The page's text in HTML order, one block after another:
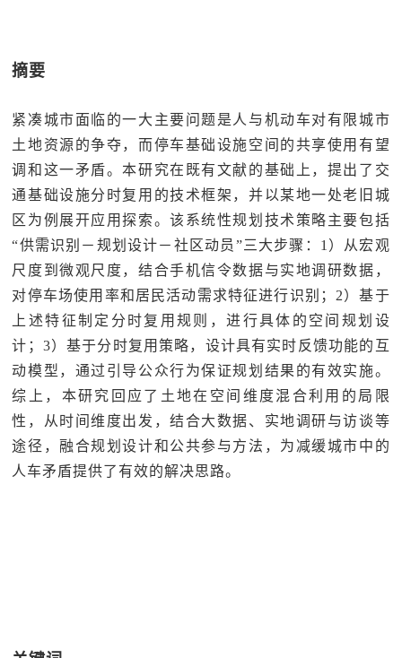
摘要
紧凑城市面临的一大主要问题是人与机动车对有限城市
土地资源的争夺，而停车基础设施空间的共享使用有望
调和这一矛盾。本研究在既有文献的基础上，提出了交
通基础设施分时复用的技术框架，并以某地一处老旧城
区为例展开应用探索。该系统性规划技术策略主要包括
“供需识别－规划设计－社区动员”三大步骤：1）从宏观
尺度到微观尺度，结合手机信令数据与实地调研数据，
对停车场使用率和居民活动需求特征进行识别；2）基于
上述特征制定分时复用规则，进行具体的空间规划设
计；3）基于分时复用策略，设计具有实时反馈功能的互
动模型，通过引导公众行为保证规划结果的有效实施。
综上，本研究回应了土地在空间维度混合利用的局限
性，从时间维度出发，结合大数据、实地调研与访谈等
途径，融合规划设计和公共参与方法，为减缓城市中的
人车矛盾提供了有效的解决思路。